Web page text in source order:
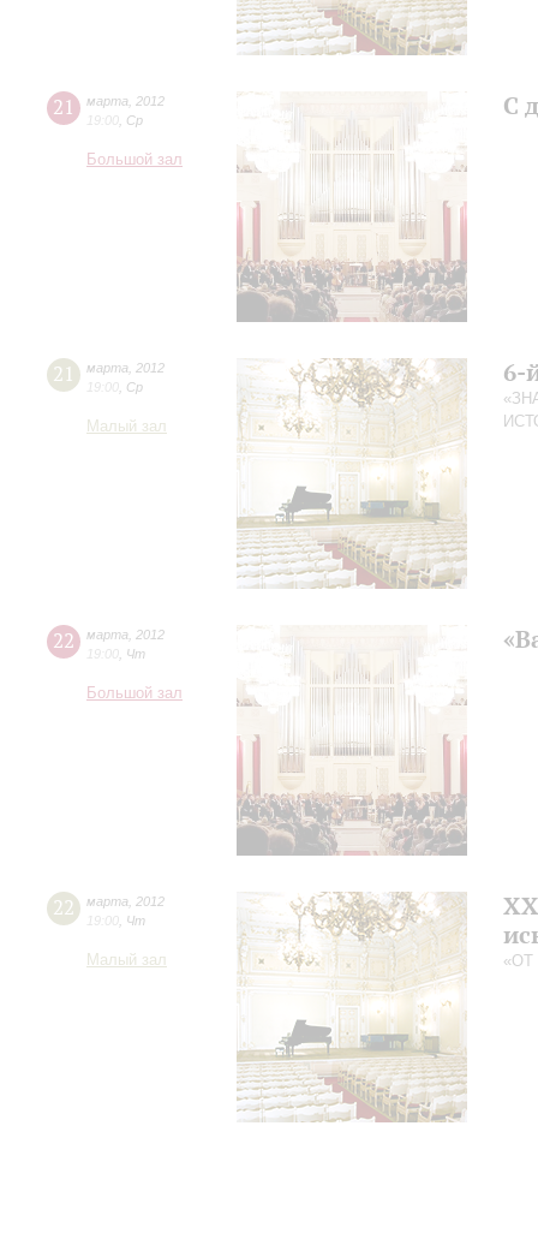
21 марта
2012
19:00 Ср
Большой зал
С
21 марта
2012
19:00 Ср
Малый зал
6-
22 марта
2012
19:00 Чт
Большой зал
22 марта
2012
19:00 Чт
Малый зал